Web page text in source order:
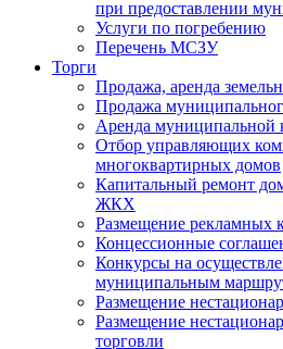
при предоставлении
Услуги по погребению
Перечень МСЗУ
Торги
Продажа, аренда
Продажа
Аренда муниципальной
Отбор управляющих
многоквартирных домов
Капитальный ремонт
ЖКХ
Размещение рекламных
Концессионные
Конкурсы на
муниципальным
Размещение
Размещение
торговли